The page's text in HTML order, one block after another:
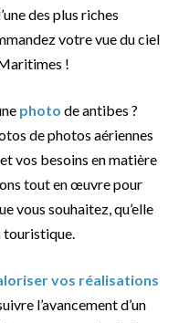
des plus riches
votre vue du ciel
!
photo de antibes ?
de photos aériennes
vos besoins en matière
tout en œuvre pour
vous souhaitez, qu’elle
touristique.
vos réalisations
l’avancement d’un